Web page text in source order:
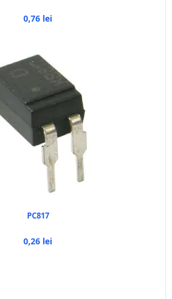
0,76 lei
PC817
0,26 lei